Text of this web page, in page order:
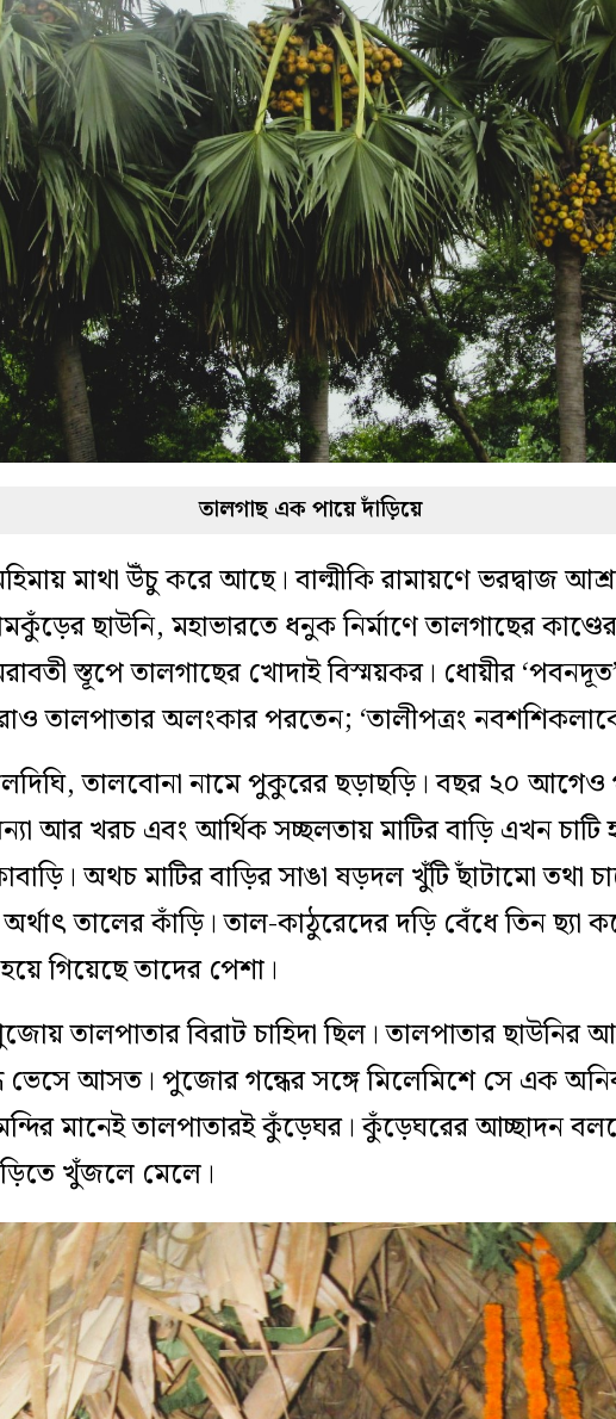
তালগাছ এক পায়ে দাঁড়িয়ে
মাথা উঁচু করে আছে। বাল্মীকি রামায়ণে ভরদ্বাজ
ছাউনি, মহাভারতে ধনুক নির্মাণে তালগাছের
স্তূপে তালগাছের খোদাই বিস্ময়কর। ধোয়ীর
তালপাতার অলংকার পরতেন; ‘তালীপত্রং
তালবোনা নামে পুকুরের ছড়াছড়ি। বছর ২০ আগেও
আর খরচ এবং আর্থিক সচ্ছলতায় মাটির বাড়ি এখন চাটি
অথচ মাটির বাড়ির সাঙা ষড়দল খুঁটি ছাঁটামো তথা
তালের কাঁড়ি। তাল-কাঠুরেদের দড়ি বেঁধে তিন ছ্যা
গিয়েছে তাদের পেশা।
তালপাতার বিরাট চাহিদা ছিল। তালপাতার ছাউনির
আসত। পুজোর গন্ধের সঙ্গে মিলেমিশে সে এক
মানেই তালপাতারই কুঁড়েঘর। কুঁড়েঘরের আচ্ছাদন
খুঁজলে মেলে।